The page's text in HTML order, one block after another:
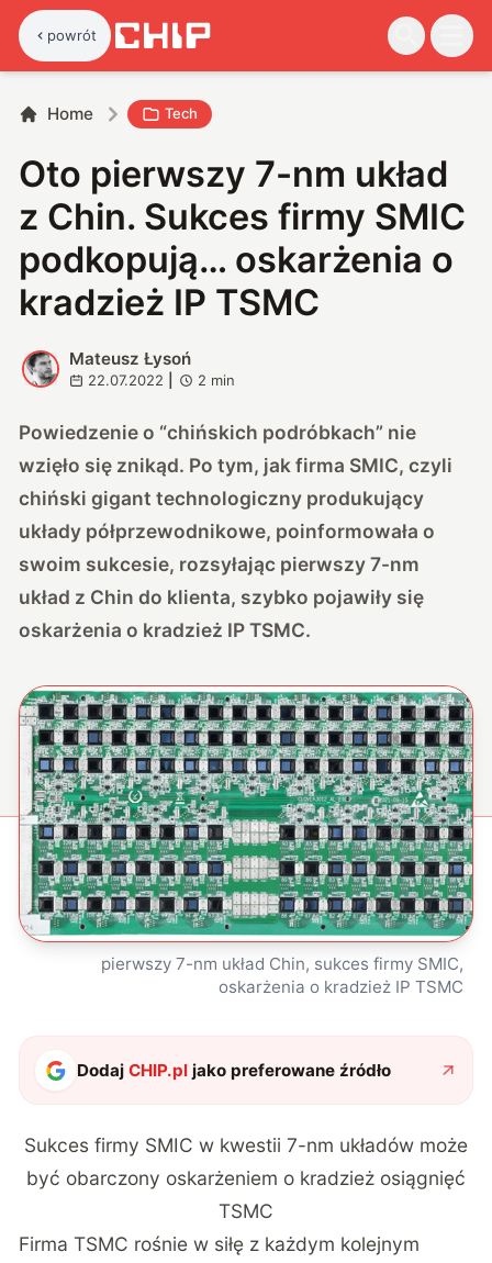
powrót
Home Tech
Oto pierwszy 7-nm układ
z Chin. Sukces firmy SMIC
podkopują… oskarżenia o
kradzież IP TSMC
M
Mateusz Łysoń
22.07.2022 2 min
Powiedzenie o “chińskich podróbkach” nie
wzięło się znikąd. Po tym, jak firma SMIC, czyli
chiński gigant technologiczny produkujący
układy półprzewodnikowe, poinformowała o
swoim sukcesie, rozsyłając pierwszy 7-nm
układ z Chin do klienta, szybko pojawiły się
oskarżenia o kradzież IP TSMC.
pierwszy 7-nm układ Chin, sukces firmy SMIC,
oskarżenia o kradzież IP TSMC
DodajCHIP.pl jako preferowane źródło
Sukces firmy SMIC w kwestii 7-nm układów może
być obarczony oskarżeniem o kradzież osiągnięć
TSMC
Firma TSMC rośnie w siłę z każdym kolejnym